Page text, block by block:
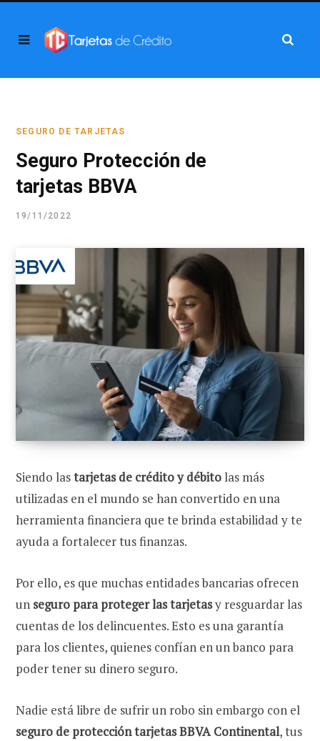
SEGURO DE TARJETAS
Seguro Protección de
tarjetas BBVA
19/11/2022
Siendo lastarjetas de crédito y débito las más
utilizadas en el mundo se han convertido en una
herramienta financiera que te brinda estabilidad y te
ayuda a fortalecer tus finanzas.
Por ello, es que muchas entidades bancarias ofrecen
un seguro para proteger las tarjetasy resguardar las
cuentas de los delincuentes. Esto es una garantía
para los clientes, quienes confían en un banco para
poder tener su dinero seguro.
Nadie está libre de sufrir un robo sin embargo con el
seguro de protección tarjetas BBVA Continental, tus